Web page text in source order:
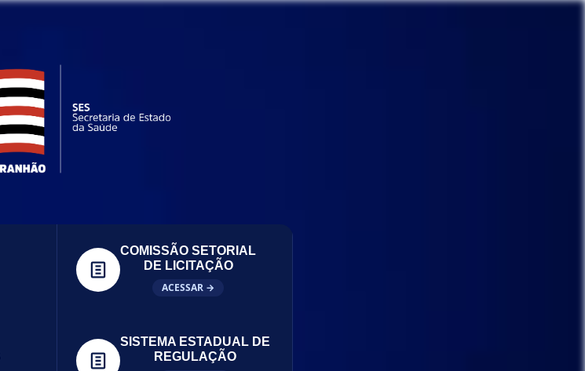
COMISSÃO SETORIAL
DE LICITAÇÃO
ACESSAR →
SISTEMA ESTADUAL DE
REGULAÇÃO